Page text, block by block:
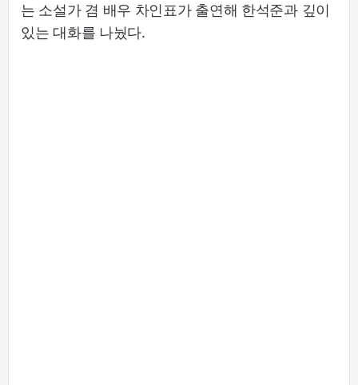
는 소설가 겸 배우 차인표가 출연해 한석준과 깊이
있는 대화를 나눴다.